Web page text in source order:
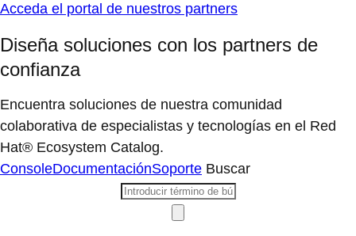
Acceda el portal de nuestros partners
Diseña soluciones con los partners de
confianza
Encuentra soluciones de nuestra comunidad
colaborativa de especialistas y tecnologías en el Red
Hat® Ecosystem Catalog.
ConsoleDocumentaciónSoporte Buscar